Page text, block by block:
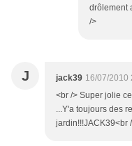
drôlement
/>
J jack39 16/07/2010
<br /> Super jolie
...Y'a toujours des
jardin!!!JACK39<br